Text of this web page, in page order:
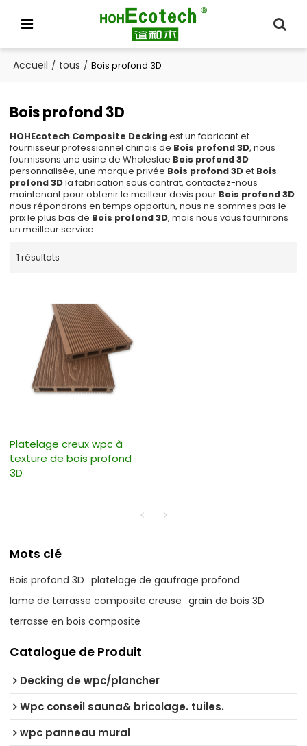
Accueil / tous / Bois profond 3D
Bois profond 3D
HOHEcotech Composite Deckingest un fabricant et
fournisseur professionnel chinois de Bois profond 3D, nous
fournissons une usine de Wholeslae Bois profond 3D
personnalisée, une marque privée Bois profond 3Det Bois
profond 3Dla fabrication sous contrat, contactez-nous
maintenant pour obtenir le meilleur devis pour Bois profond 3D
nous répondrons en temps opportun, nous ne sommes pas le
prix le plus bas de Bois profond 3D, mais nous vous fournirons
un meilleur service.
1 résultats
Platelage creux wpc à
texture de bois profond
3D
Mots clé
Bois profond 3D platelage de gaufrage profond
lame de terrasse composite creuse grain de bois 3D
terrasse en bois composite
Catalogue de Produit
Decking de wpc/plancher
Wpc conseil sauna& bricolage. tuiles.
wpc panneau mural